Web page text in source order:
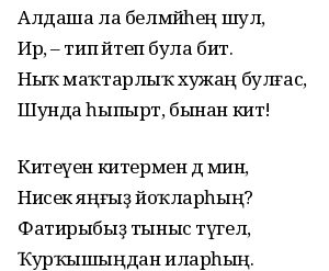
Алдаша ла белмәйһең шул,
Ир, – тип әйтеп була бит.
Ныҡ маҡтарлыҡ хужаң булғас,
Шунда һыпырт, бынан кит!
Китеүен китермен дә мин,
Нисек яңғыҙ йоҡларһың?
Фатирыбыҙ тыныс түгел,
Ҡурҡышыңдан иларһың.